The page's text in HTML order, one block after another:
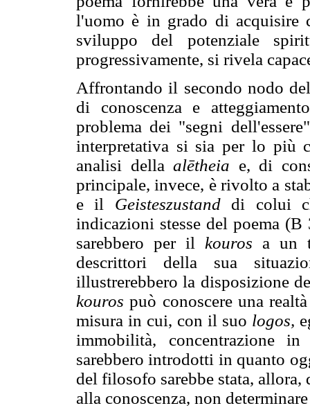
l'uomo è in grado di acquisire
sviluppo del potenziale
progressivamente, si rivela
Affrontando il secondo nodo
di conoscenza e
problema dei "segni
interpretativa si sia per lo più
analisi della alētheia e, di
principale, invece, è rivolto a
e il Geisteszustanddi colui
indicazioni stesse del poema
sarebbero per il kouros a un
descrittori della sua
illustrerebbero la disposizione
kouros può conoscere una
misura in cui, con il suo logos,
immobilità, concentrazione
sarebbero introdotti in quanto
del filosofo sarebbe stata,
alla conoscenza, non